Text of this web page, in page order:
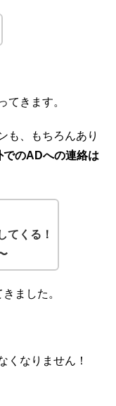
てきます。
も、もちろんあり
でのADへの連絡は
てくる！
ました。
くなりません！